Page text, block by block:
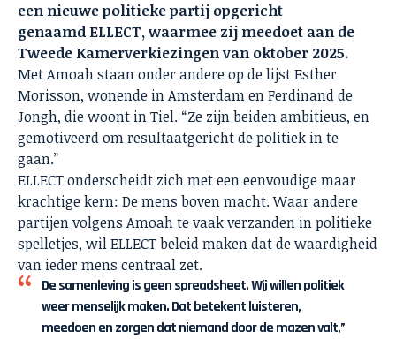
een nieuwe politieke partij opgericht
genaamd ELLECT, waarmee zij meedoet aan de
Tweede Kamerverkiezingen van oktober 2025.
Met Amoah staan onder andere op de lijst Esther
Morisson, wonende in Amsterdam en Ferdinand de
Jongh, die woont in Tiel. “Ze zijn beiden ambitieus, en
gemotiveerd om resultaatgericht de politiek in te
gaan.”
ELLECT onderscheidt zich met een eenvoudige maar
krachtige kern: De mens boven macht. Waar andere
partijen volgens Amoah te vaak verzanden in politieke
spelletjes, wil ELLECT beleid maken dat de waardigheid
van ieder mens centraal zet.
De samenleving is geen spreadsheet. Wij willen politiek
weer menselijk maken. Dat betekent luisteren,
meedoen en zorgen dat niemand door de mazen valt,”